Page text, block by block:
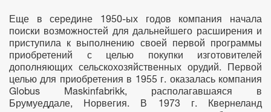
Еще в середине 1950-ых годов компания начала
поиски возможностей для дальнейшего расширения и
приступила к выполнению своей первой программы
приобретений с целью покупки изготовителей
дополняющих сельскохозяйственных орудий. Первой
целью для приобретения в 1955 г. оказалась компания
Globus Maskinfabrikk, располагавшаяся в
Брумуеддале, Норвегия. В 1973 г. Квернеланд